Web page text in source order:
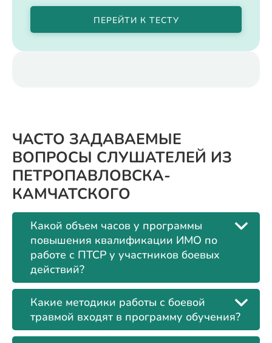
ПЕРЕЙТИ К ТЕСТУ
ЧАСТО ЗАДАВАЕМЫЕ
ВОПРОСЫ СЛУШАТЕЛЕЙ ИЗ
ПЕТРОПАВЛОВСКА-
КАМЧАТСКОГО
Какой объем часов у программы
повышения квалификации ИМО по
работе с ПТСР у участников боевых
действий?
Какие методики работы с боевой
травмой входят в программу обучения?